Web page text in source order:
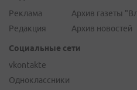
Реклама
Редакция
Архив газеты
Архив новостей
Социальные сети
vkontakte
Одноклассники